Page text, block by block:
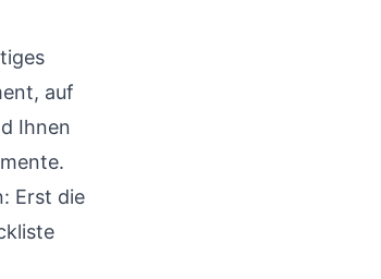
auf
Ihnen
Erst die